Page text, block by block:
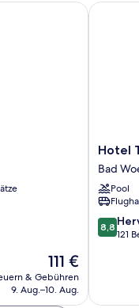
Der
Preis
beträgt
111 €
& Gebühren
9. Aug.–10. Aug.
Hotel
Tanneck
Bad
Hotel
Bad
Pool
8.8
von
8,8
121
Hotel